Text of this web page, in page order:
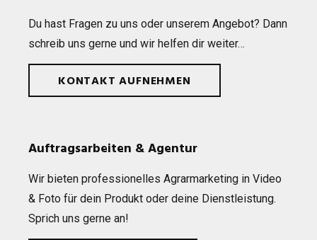
Du hast Fra­gen zu uns oder unse­rem Ange­bot? Dann
schreib uns gerne und wir hel­fen dir weiter…
KONTAKT AUFNEHMEN
Auftragsarbeiten & Agentur
Wir bie­ten pro­fes­sio­nel­les Agrar­mar­ke­ting in Video
& Foto für dein Pro­dukt oder deine Dienst­leis­tung.
Sprich uns gerne an!